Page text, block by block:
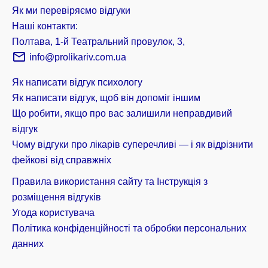
Як ми перевіряємо відгуки
Наші контакти:
Полтава, 1-й Театральний провулок, 3,
info@prolikariv.com.ua
Як написати відгук психологу
Як написати відгук, щоб він допоміг іншим
Що робити, якщо про вас залишили неправдивий
відгук
Чому відгуки про лікарів суперечливі — і як відрізнити
фейкові від справжніх
Правила використання сайту та Інструкція з
розміщення відгуків
Угода користувача
Політика конфіденційності та обробки персональних
данних